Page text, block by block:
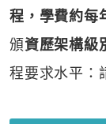
程，學費約每
頒資歷架構級
程要求水平：